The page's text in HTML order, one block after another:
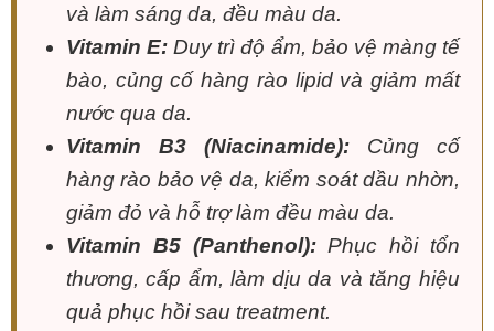
và làm sáng da, đều màu da.
Vitamin E: Duy trì độ ẩm, bảo vệ màng tế
bào, củng cố hàng rào lipid và giảm mất
nước qua da.
Vitamin B3 (Niacinamide):Củng cố
hàng rào bảo vệ da, kiểm soát dầu nhờn,
giảm đỏ và hỗ trợ làm đều màu da.
Vitamin B5 (Panthenol):Phục hồi tổn
thương, cấp ẩm, làm dịu da và tăng hiệu
quả phục hồi sau treatment.